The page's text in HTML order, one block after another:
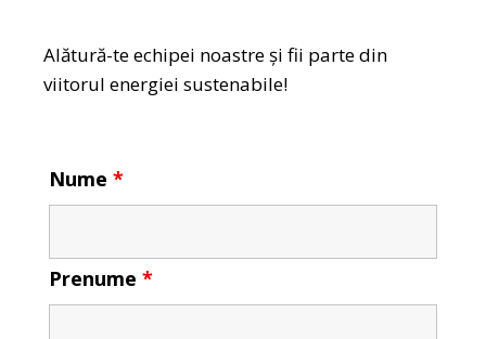
Alătură-te echipei noastre și fii parte din
viitorul energiei sustenabile!
Nume *
Prenume *